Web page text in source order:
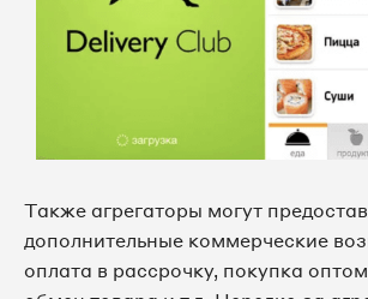
Также агрегаторы могут
дополнительные коммерческие
оплата в рассрочку, покупка